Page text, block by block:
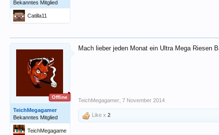
Bekanntes Mitglied
Catilla11
Offline
TeichMegagamer
Bekanntes Mitglied
TeichMegagame
Mach lieber jeden Monat ein Ultra Mega Riesen
TeichMegagamer 7 November 2014
Like x 2